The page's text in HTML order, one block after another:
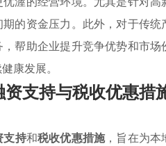
的资金压力。此外，对于传
帮助企业提升竞争优势和市场
康发展。
资支持与税收优惠措
支持和税收优惠措施，旨在为本